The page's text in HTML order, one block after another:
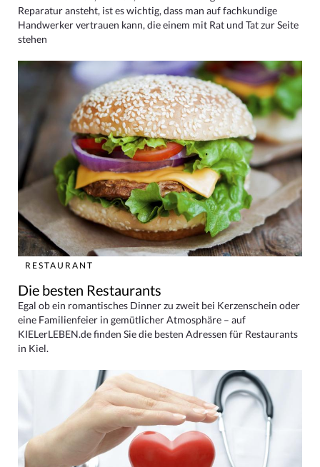
Reparatur ansteht, ist es wichtig, dass man auf fachkundige
Handwerker vertrauen kann, die einem mit Rat und Tat zur Seite
stehen
RESTAURANT
Die besten Restaurants
Egal ob ein romantisches Dinner zu zweit bei Kerzenschein oder
eine Familienfeier in gemütlicher Atmosphäre – auf
KIELerLEBEN.de finden Sie die besten Adressen für Restaurants
in Kiel.